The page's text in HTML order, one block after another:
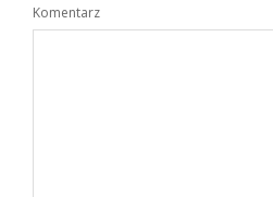
Komentarz